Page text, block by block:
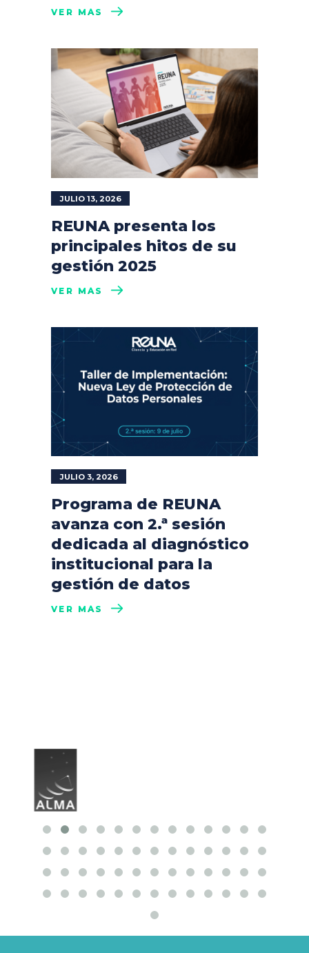
VER MÁS
JULIO 13, 2026
REUNA presenta los
principales hitos de su
gestión 2025
VER MÁS
JULIO 3, 2026
Programa de REUNA
avanza con 2.ª sesión
dedicada al diagnóstico
institucional para la
gestión de datos
VER MÁS